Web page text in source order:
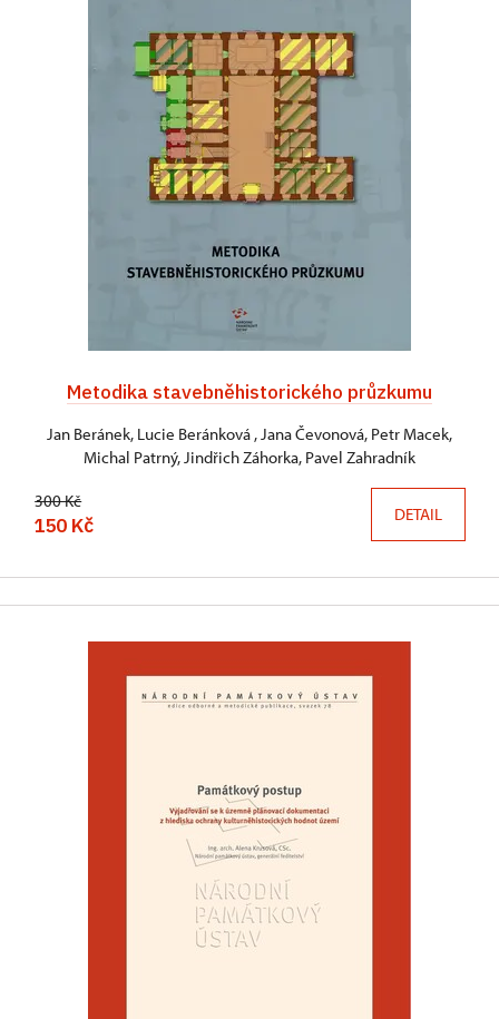
Metodika stavebněhistorického průzkumu
Jan Beránek, Lucie Beránková , Jana Čevonová, Petr Macek,
Michal Patrný, Jindřich Záhorka, Pavel Zahradník
300 Kč
150 Kč DETAIL